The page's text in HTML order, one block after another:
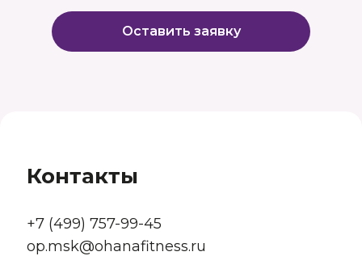
Оставить заявку
Контакты
+7 (499) 757-99-45
op.msk@ohanafitness.ru